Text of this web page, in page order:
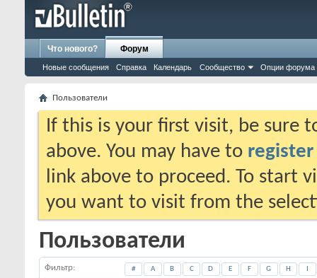
Что нового? Форум
Новые сообщения Справка Календарь Сообщество Опции форума
Пользователи
If this is your first visit, be sure
above. You may have to register
link above to proceed. To start
you want to visit from the
Пользователи
Фильтр # A B C D E F G H